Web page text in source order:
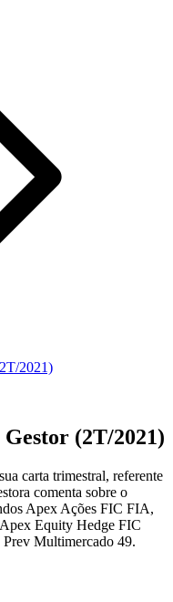
2021)
(2T/2021)
carta trimestral, referente
comenta sobre o
Apex Ações FIC FIA,
Equity Hedge FIC
Multimercado 49.